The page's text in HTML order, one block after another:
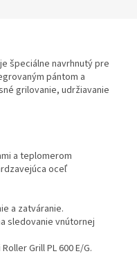
špeciálne navrhnutý pre
pántom a
grilovanie, udržiavanie
a teplomerom
oceľ
a zatváranie.
sledovanie vnútornej
Grill PL 600 E/G.